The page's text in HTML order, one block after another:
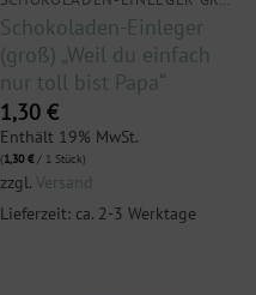
Schokoladen-Einleger
(groß) „Weil du einfach
nur toll bist Papa“
1,30 €
Enthält 19% MwSt.
(1,30€/ 1 Stück)
zzgl. Versand
Lieferzeit: ca. 2-3 Werktage